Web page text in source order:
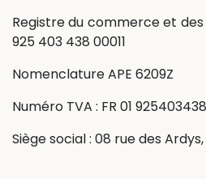
Registre du commerce et des
925 403 438 00011
Nomenclature APE 6209Z
Numéro TVA : FR 01 925403438
Siège social : 08 rue des